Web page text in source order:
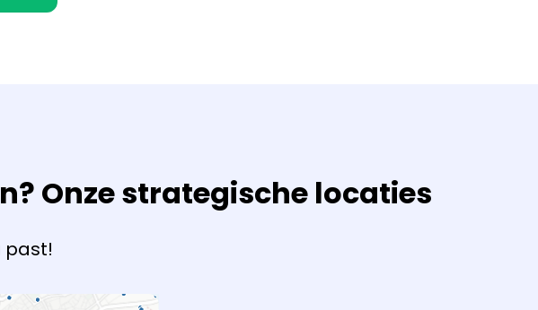
Onze strategische locaties
past!